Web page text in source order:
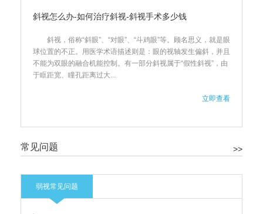
斜视怎么办-如何治疗斜视-斜视手术多少钱
斜视，俗称“斜眼”、“对眼”、“斗鸡眼”等。顾名思义，就是眼
球位置的不正。用医学术语描述则是：眼的视轴发生偏斜，并且
不能为双眼的融合机能控制。有一部分斜视属于“假性斜视”，由
于眶距宽、瞳孔距离过大...
立即查看
>>
常见问题
弱视常见问题